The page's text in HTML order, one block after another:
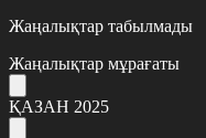
Жаңалықтар табылмады
Жаңалықтар мұрағаты
ҚАЗАН 2025